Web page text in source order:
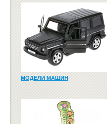
МОДЕЛИ МАШИН